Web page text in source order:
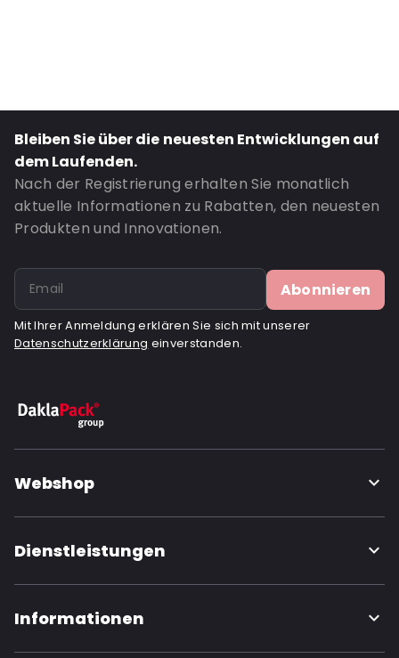
Bleiben Sie über die neuesten Entwicklungen auf
dem Laufenden.
Nach der Registrierung erhalten Sie monatlich
aktuelle Informationen zu Rabatten, den neuesten
Produkten und Innovationen.
Abonnieren
Mit Ihrer Anmeldung erklären Sie sich mit unserer
Datenschutzerklärung einverstanden.
Webshop
Dienstleistungen
Informationen